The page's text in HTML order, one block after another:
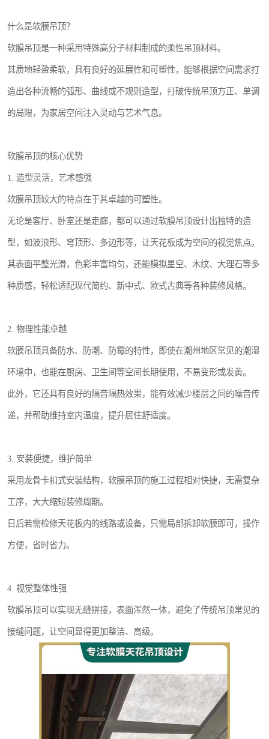
什么是软膜吊顶？
软膜吊顶是一种采用特殊高分子材料制成的柔性吊顶材料。
其质地轻盈柔软，具有良好的延展性和可塑性，能够根据空间需求打
造出各种流畅的弧形、曲线或不规则造型，打破传统吊顶方正、单调
的局限，为家居空间注入灵动与艺术气息。
软膜吊顶的核心优势
1. 造型灵活，艺术感强
软膜吊顶较大的特点在于其卓越的可塑性。
无论是客厅、卧室还是走廊，都可以通过软膜吊顶设计出独特的造
型，如波浪形、穹顶形、多边形等，让天花板成为空间的视觉焦点。
其表面平整光滑，色彩丰富均匀，还能模拟星空、木纹、大理石等多
种质感，轻松适配现代简约、新中式、欧式古典等各种装修风格。
2. 物理性能卓越
软膜吊顶具备防水、防潮、防霉的特性，即使在潮州地区常见的潮湿
环境中，也能在厨房、卫生间等空间长期使用，不易变形或发黄。
此外，它还具有良好的隔音隔热效果，能有效减少楼层之间的噪音传
递，并帮助维持室内温度，提升居住舒适度。
3. 安装便捷，维护简单
采用龙骨卡扣式安装结构，软膜吊顶的施工过程相对快捷，无需复杂
工序，大大缩短装修周期。
日后若需检修天花板内的线路或设备，只需局部拆卸软膜即可，操作
方便，省时省力。
4. 视觉整体性强
软膜吊顶可以实现无缝拼接，表面浑然一体，避免了传统吊顶常见的
接缝问题，让空间显得更加整洁、高级。